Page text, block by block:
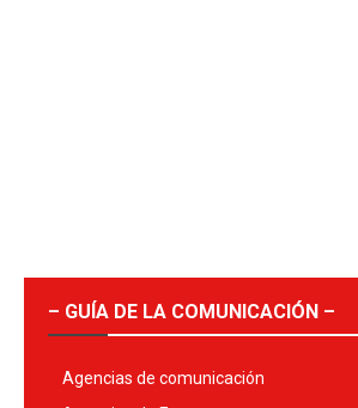
– GUÍA DE LA COMUNICACIÓN –
Agencias de comunicación